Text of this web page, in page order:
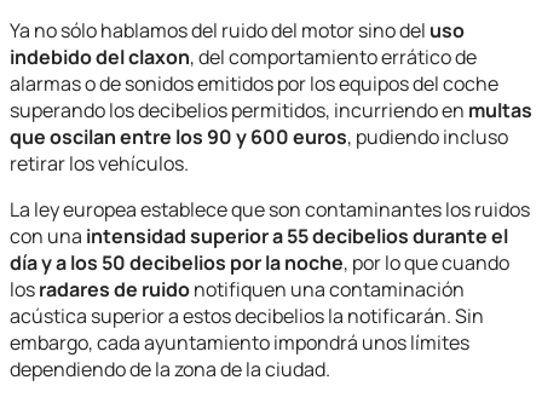
Ya no sólo hablamos del ruido del motor sino del uso
indebido del claxon, del comportamiento errático de
alarmas o de sonidos emitidos por los equipos del coche
superando los decibelios permitidos, incurriendo en multas
que oscilan entre los 90 y 600 euros, pudiendo incluso
retirar los vehículos.
La ley europea establece que son contaminantes los ruidos
con una intensidad superior a 55 decibelios durante el
día y a los 50 decibelios por la noche, por lo que cuando
losradares de ruidonotifiquen una contaminación
acústica superior a estos decibelios la notificarán. Sin
embargo, cada ayuntamiento impondrá unos límites
dependiendo de la zona de la ciudad.